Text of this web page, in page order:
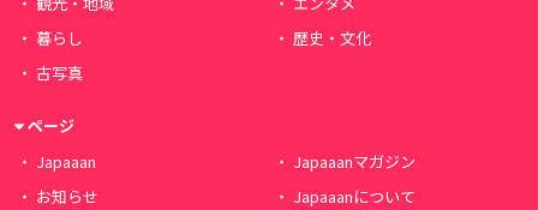
暮らし
歴史・文化
古写真
ページ
Japaaan
Japaaanマガジン
お知らせ
Japaaanについて